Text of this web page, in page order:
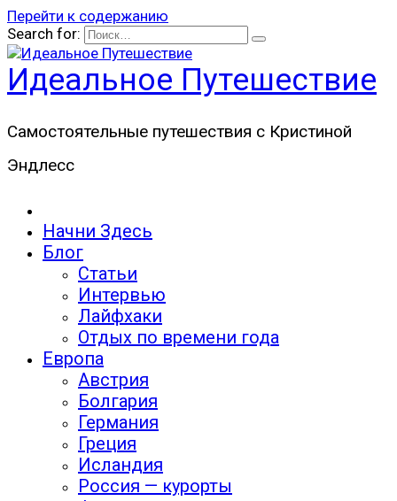
Перейти к содержанию
Search for:
Идеальное Путешествие
Самостоятельные путешествия с Кристиной
Эндлесс
Начни Здесь
Блог
Статьи
Интервью
Лайфхаки
Отдых по времени года
Европа
Австрия
Болгария
Германия
Греция
Исландия
Россия — курорты